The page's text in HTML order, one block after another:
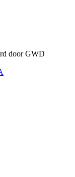
door GWD